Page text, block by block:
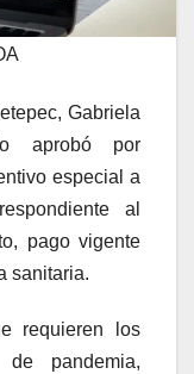
Gabriela
aprobó por
especial a
al
pago vigente
sanitaria.
requieren los
pandemia,